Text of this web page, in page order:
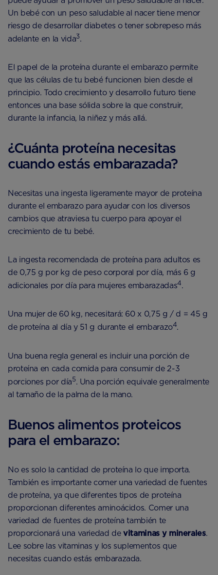
Un bebé con un peso saludable al nacer tiene menor
riesgo de desarrollar diabetes o tener sobrepeso más
adelante en la vida3.
El papel de la proteína durante el embarazo permite
que las células de tu bebé funcionen bien desde el
principio. Todo crecimiento y desarrollo futuro tiene
entonces una base sólida sobre la que construir,
durante la infancia, la niñez y más allá.
¿Cuánta proteína necesitas
cuando estás embarazada?
Necesitas una ingesta ligeramente mayor de proteína
durante el embarazo para ayudar con los diversos
cambios que atraviesa tu cuerpo para apoyar el
crecimiento de tu bebé.
La ingesta recomendada de proteína para adultos es
de 0,75 g por kg de peso corporal por día, más 6 g
adicionales por día para mujeres embarazadas4.
Una mujer de 60 kg, necesitará: 60 x 0,75 g / d = 45 g
de proteína al día y 51 g durante el embarazo4.
Una buena regla general es incluir una porción de
proteína en cada comida para consumir de 2-3
porciones por día5. Una porción equivale generalmente
al tamaño de la palma de la mano.
Buenos alimentos proteicos
para el embarazo:
No es solo la cantidad de proteína lo que importa.
También es importante comer una variedad de fuentes
de proteína, ya que diferentes tipos de proteína
proporcionan diferentes aminoácidos. Comer una
variedad de fuentes de proteína también te
proporcionará una variedad devitaminas y minerales.
Lee sobre las vitaminas y los suplementos que
necesitas cuando estás embarazada.